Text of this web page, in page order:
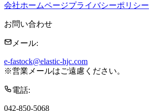
会社ホームページプライバシーポリシー
お問い合わせ
メール:
e-fastock@elastic-hjc.com
※営業メールはご遠慮ください。
電話:
042-850-5068